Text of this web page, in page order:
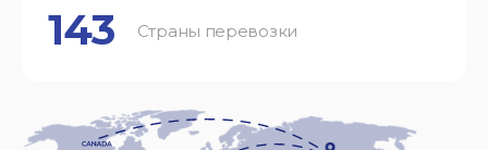
143 Страны перевозки